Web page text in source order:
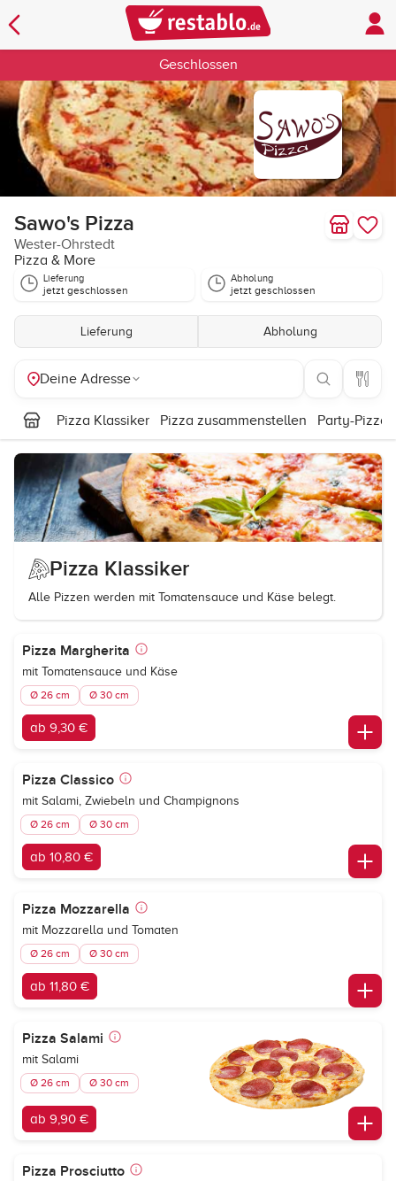
Geschlossen
Sawo's Pizza
Wester-Ohrstedt
Pizza & More
Lieferung
jetzt geschlossen
Abholung
jetzt geschlossen
Lieferung Abholung
Deine Adresse
Pizza Klassiker Pizza zusammenstellen Party-Pizza
Pizza Klassiker
Alle Pizzen werden mit Tomatensauce und Käse belegt.
Pizza Margherita
mit Tomatensauce und Käse
Ø 26 cm Ø 30 cm
ab 9,30 €
Pizza Classico
mit Salami, Zwiebeln und Champignons
Ø 26 cm Ø 30 cm
ab 10,80 €
Pizza Mozzarella
mit Mozzarella und Tomaten
Ø 26 cm Ø 30 cm
ab 11,80 €
Pizza Salami
mit Salami
Ø 26 cm Ø 30 cm
ab 9,90 €
Pizza Prosciutto